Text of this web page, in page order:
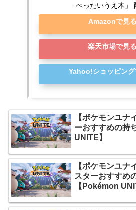
べったいうえ木」
Amazonで見る
楽天市場で見る
Yahoo!ショッピング
【ポケモンユナ
ーおすすめの持
UNITE】
【ポケモンユナ
スターおすすめ
【Pokémon